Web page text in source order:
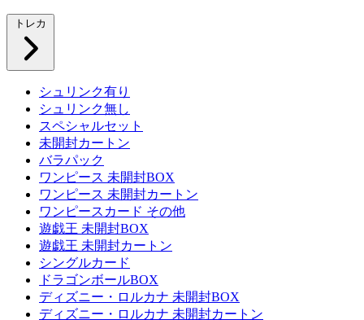
トレカ
シュリンク有り
シュリンク無し
スペシャルセット
未開封カートン
バラパック
ワンピース 未開封BOX
ワンピース 未開封カートン
ワンピースカード その他
遊戯王 未開封BOX
遊戯王 未開封カートン
シングルカード
ドラゴンボールBOX
ディズニー・ロルカナ 未開封BOX
ディズニー・ロルカナ 未開封カートン